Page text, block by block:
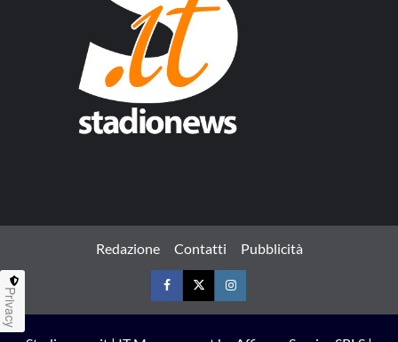
Redazione Contatti Pubblicità
FacebookTwitterInstagram
Privacy